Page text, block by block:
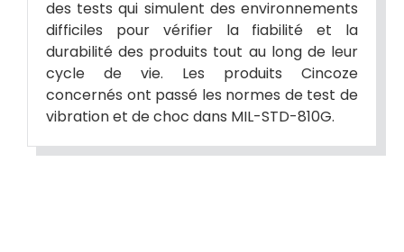
des tests qui simulent des environnements
difficiles pour vérifier la fiabilité et la
durabilité des produits tout au long de leur
cycle de vie. Les produits Cincoze
concernés ont passé les normes de test de
vibration et de choc dans MIL-STD-810G.